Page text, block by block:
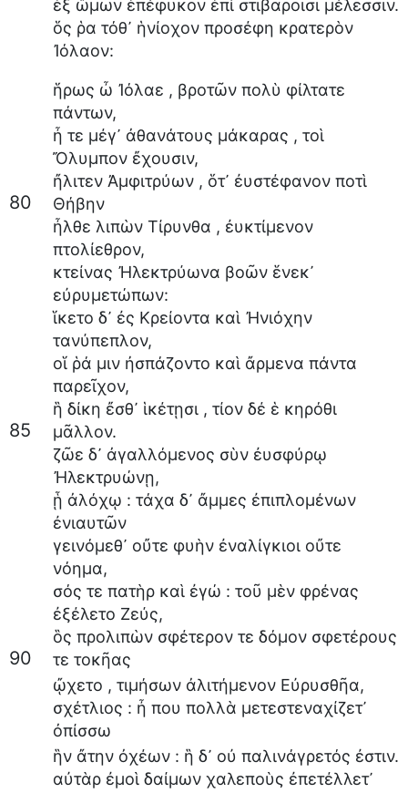
ἐξ ὤμων ἐπέφυκον ἐπὶ στιβαροῖσι μέλεσσιν.
ὅς ῥα τόθ᾽ ἡνίοχον προσέφη κρατερὸν
Ἰόλαον:
ἥρως ὦ Ἰόλαε , βροτῶν πολὺ φίλτατε
πάντων,
ἦ τε μέγ᾽ ἀθανάτους μάκαρας , τοὶ
Ὄλυμπον ἔχουσιν,
80
ἤλιτεν Ἀμφιτρύων , ὅτ᾽ ἐυστέφανον ποτὶ
Θήβην
ἦλθε λιπὼν Τίρυνθα , ἐυκτίμενον
πτολίεθρον,
κτείνας Ἠλεκτρύωνα βοῶν ἕνεκ᾽
εὐρυμετώπων:
ἵκετο δ᾽ ἐς Κρείοντα καὶ Ἠνιόχην
τανύπεπλον,
οἵ ῥά μιν ἠσπάζοντο καὶ ἄρμενα πάντα
παρεῖχον,
85
ἣ δίκη ἔσθ᾽ ἱκέτῃσι , τίον δέ ἑ κηρόθι
μᾶλλον.
ζῶε δ᾽ ἀγαλλόμενος σὺν ἐυσφύρῳ
Ἠλεκτρυώνῃ,
ᾗ ἀλόχῳ : τάχα δ᾽ ἄμμες ἐπιπλομένων
ἐνιαυτῶν
γεινόμεθ᾽ οὔτε φυὴν ἐναλίγκιοι οὔτε
νόημα,
σός τε πατὴρ καὶ ἐγώ : τοῦ μὲν φρένας
ἐξέλετο Ζεύς,
90
ὃς προλιπὼν σφέτερον τε δόμον σφετέρους
τε τοκῆας
ᾤχετο , τιμήσων ἀλιτήμενον Εὐρυσθῆα,
σχέτλιος : ἦ που πολλὰ μετεστεναχίζετ᾽
ὀπίσσω
ἣν ἄτην ὀχέων : ἣ δ᾽ οὐ παλινάγρετός ἐστιν.
αὐτὰρ ἐμοὶ δαίμων χαλεποὺς ἐπετέλλετ᾽